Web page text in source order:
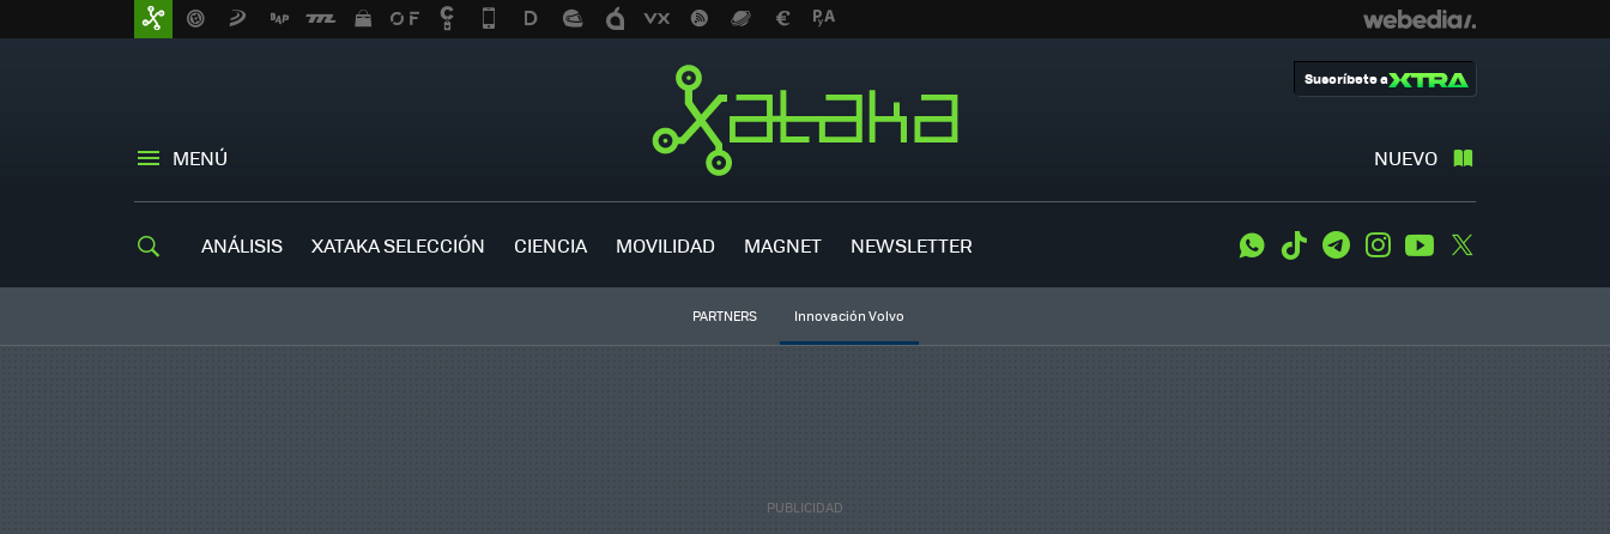
MENÚ NUEVO
Suscríbete a
ANÁLISIS XATAKA SELECCIÓN CIENCIA MOVILIDAD MAGNET NEWSLETTER WhatsApp
Tiktok TelegramInstagramYoutube
PARTNERS Innovación Volvo